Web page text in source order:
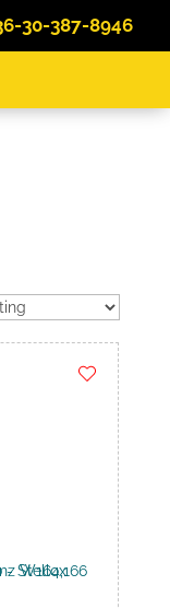
30-387-8946